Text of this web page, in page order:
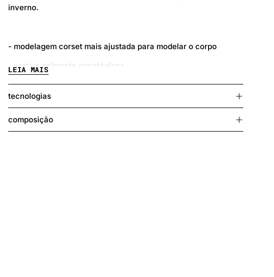
inverno.
- modelagem corset mais ajustada para modelar o corpo
- corte e caimento estratégicos
- proteção para zíper
- detalhe no punho para dedos
LEIA MAIS
tecnologias
composição